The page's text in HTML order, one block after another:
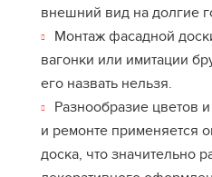
внешний вид на долгие
Монтаж фасадной
вагонки или имитации
его назвать нельзя.
Разнообразие цветов
и ремонте применяется
доска, что значительно